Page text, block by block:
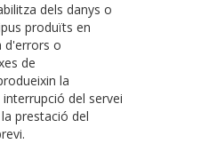
dels danys o
produïts en
d'errors o
de
la
interrupció del servei
prestació del